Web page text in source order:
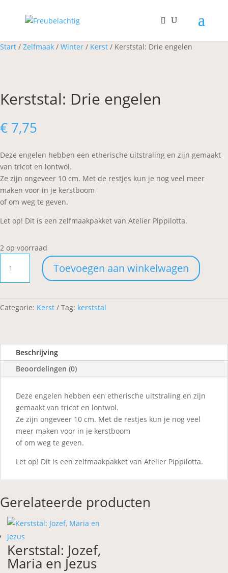
Start / Zelfmaak / Winter / Kerst / Kerststal: Drie engelen
Kerststal: Drie engelen
€ 7,75
Deze engelen hebben een etherische uitstraling en zijn gemaakt
van tricot en lontwol.
Ze zijn ongeveer 10 cm. Met de restjes kun je nog veel meer
maken voor in je kerstboom
of om weg te geven.
Let op! Dit is een zelfmaakpakket van Atelier Pippilotta.
2 op voorraad
Drie
engelen
Toevoegen aan winkelwagen
Categorie: Kerst Tag: kerststal
Beschrijving
Beoordelingen (0)
Deze engelen hebben een etherische uitstraling en zijn
gemaakt van tricot en lontwol.
Ze zijn ongeveer 10 cm. Met de restjes kun je nog veel
meer maken voor in je kerstboom
of om weg te geven.
Let op! Dit is een zelfmaakpakket van Atelier Pippilotta.
Gerelateerde producten
Kerststal: Jozef,
Maria en Jezus